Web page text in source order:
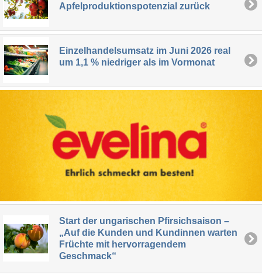
Apfelproduktionspotenzial zurück
Einzelhandelsumsatz im Juni 2026 real
um 1,1 % niedriger als im Vormonat
Start der ungarischen Pfirsichsaison –
„Auf die Kunden und Kundinnen warten
Früchte mit hervorragendem
Geschmack“